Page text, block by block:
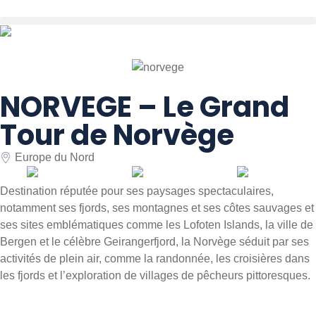
NORVEGE – Le Grand
Tour de Norvège
Europe du Nord
Destination réputée pour ses paysages spectaculaires,
notamment ses fjords, ses montagnes et ses côtes sauvages et
ses sites emblématiques comme les Lofoten Islands, la ville de
Bergen et le célèbre Geirangerfjord, l a Norvège séduit par ses
activités de plein air, comme la randonnée, les croisières dans
les fjords et l’exploration de villages de pêcheurs pittoresques.